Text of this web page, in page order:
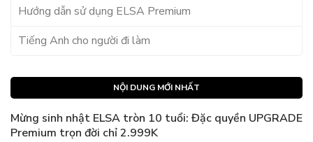
Hướng dẫn sử dụng ELSA Premium
Tiếng Anh cho người đi làm
NỘI DUNG MỚI NHẤT
Mừng sinh nhật ELSA tròn 10 tuổi: Đặc quyền UPGRADE
Premium trọn đời chỉ 2.999K